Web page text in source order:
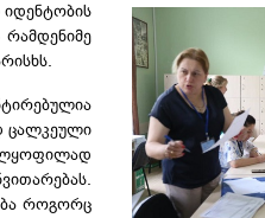
ცალკეული
როგორც